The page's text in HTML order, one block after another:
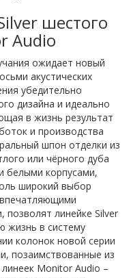
шестого
Audio
ожидает новый
акустических
убедительно
дизайна и идеально
в жизнь результат
и производства
шпон отделки из
или чёрного дуба
белыми корпусами,
широкий выбор
линейке Silver
жизнь в систему
колонок новой серии
позаимствованные из
Monitor Audio –